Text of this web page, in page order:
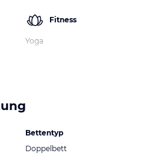
Fitness
Yoga
Bettentyp
Doppelbett